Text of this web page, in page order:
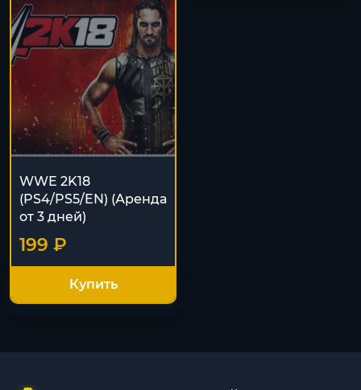
WWE 2K18
(PS4/PS5/EN) (Аренда
от 3 дней)
199 ₽
Купить